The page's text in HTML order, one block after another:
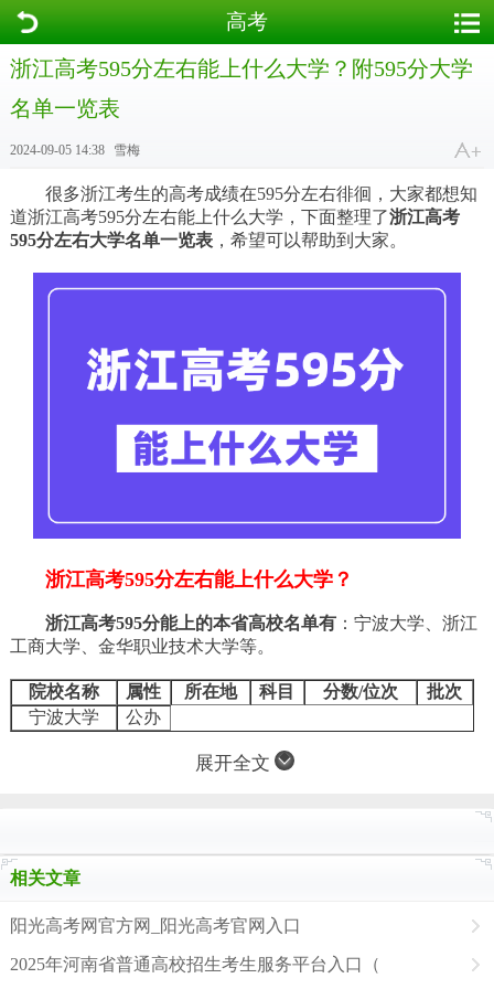
高考
浙江高考595分左右能上什么大学？附595分大学
名单一览表
2024-09-05 14:38 雪梅
很多浙江考生的高考成绩在595分左右徘徊，大家都想知
道浙江高考595分左右能上什么大学，下面整理了浙江高考
595分左右大学名单一览表，希望可以帮助到大家。
浙江高考595分左右能上什么大学？
浙江高考595分能上的本省高校名单有： 宁波大学、 浙江
工商大学、 金华职业技术大学等。
院校名称 属性 所在地 科目 分数/位次
批次
宁波大学
公办
展开全文
相关文章
阳光高考网官方网_阳光高考官网入口
2025年河南省普通高校招生考生服务平台入口（